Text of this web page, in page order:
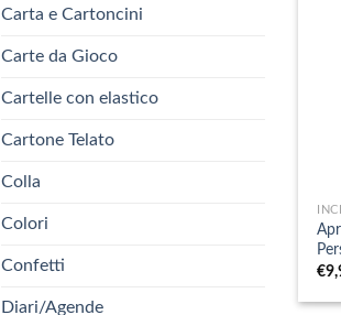
Carta e Cartoncini
Carte da Gioco
Cartelle con elastico
Cartone Telato
Colla
Colori
Confetti
Diari/Agende
€